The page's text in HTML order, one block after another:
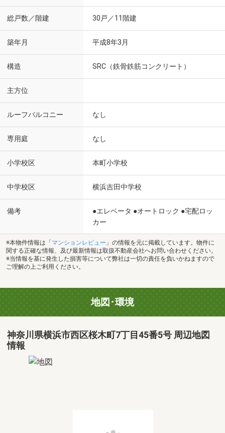
総戸数／階建 30戸／11階建
築年月 平成8年3月
構造 SRC（鉄骨鉄筋コンクリート）
主方位
ルーフバルコニー なし
専用庭 なし
小学校区 本町小学校
中学校区 横浜吉田中学校
備考
●エレベータ ●オートロック ●宅配ロッ
カー
※本物件情報は「 マンションレビュー 」の情報を元に掲載しています。物件に
関する正確な情報、及び最新情報は取扱不動産会社へお問い合わせください。
※当情報を基に発生した損害等について弊社は一切の責任を負いかねますので
ご理解の上ご利用ください。
地図･環境
神奈川県横浜市西区桜木町7丁目45番5号 周辺地図
情報